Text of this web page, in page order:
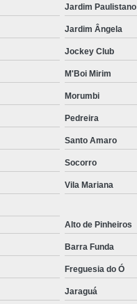
Jardim Paulistano
Jardim Ângela
Jockey Club
M'Boi Mirim
Morumbi
Pedreira
Santo Amaro
Socorro
Vila Mariana
Alto de Pinheiros
Barra Funda
Freguesia do Ó
Jaraguá